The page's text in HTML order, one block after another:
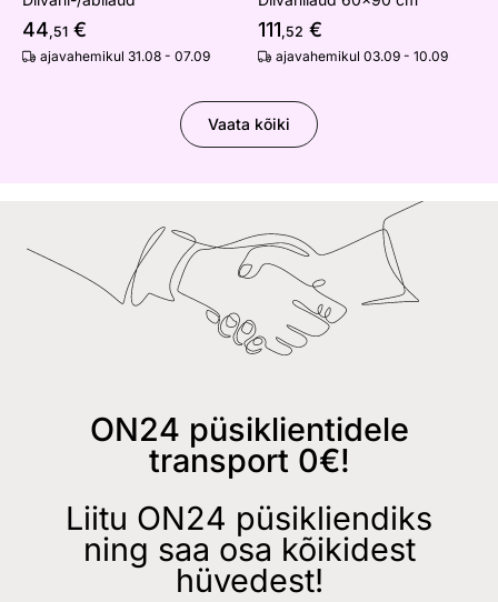
44,51 €
ajavahemikul 31.08 - 07.09
111,52 €
ajavahemikul 03.09 - 10.09
Vaata kõiki
ON24 püsiklientidele
transport 0€!
Liitu ON24 püsikliendiks
ning saa osa kõikidest
hüvedest!